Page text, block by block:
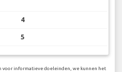
4
5
voor informatieve doeleinden, we kunnen het